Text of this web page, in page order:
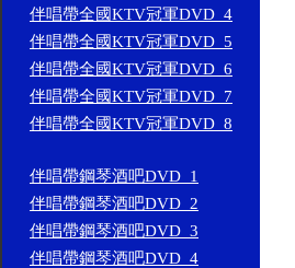
伴唱帶全國KTV冠軍DVD_4
伴唱帶全國KTV冠軍DVD_5
伴唱帶全國KTV冠軍DVD_6
伴唱帶全國KTV冠軍DVD_7
伴唱帶全國KTV冠軍DVD_8
伴唱帶鋼琴酒吧DVD_1
伴唱帶鋼琴酒吧DVD_2
伴唱帶鋼琴酒吧DVD_3
伴唱帶鋼琴酒吧DVD_4